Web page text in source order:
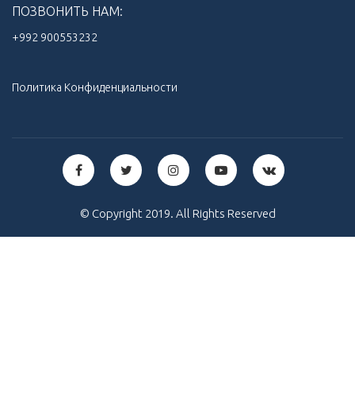
ПОЗВОНИТЬ НАМ:
+992 900553232‬
Политика Конфиденциальности
© Copyright 2019. All Rights Reserved